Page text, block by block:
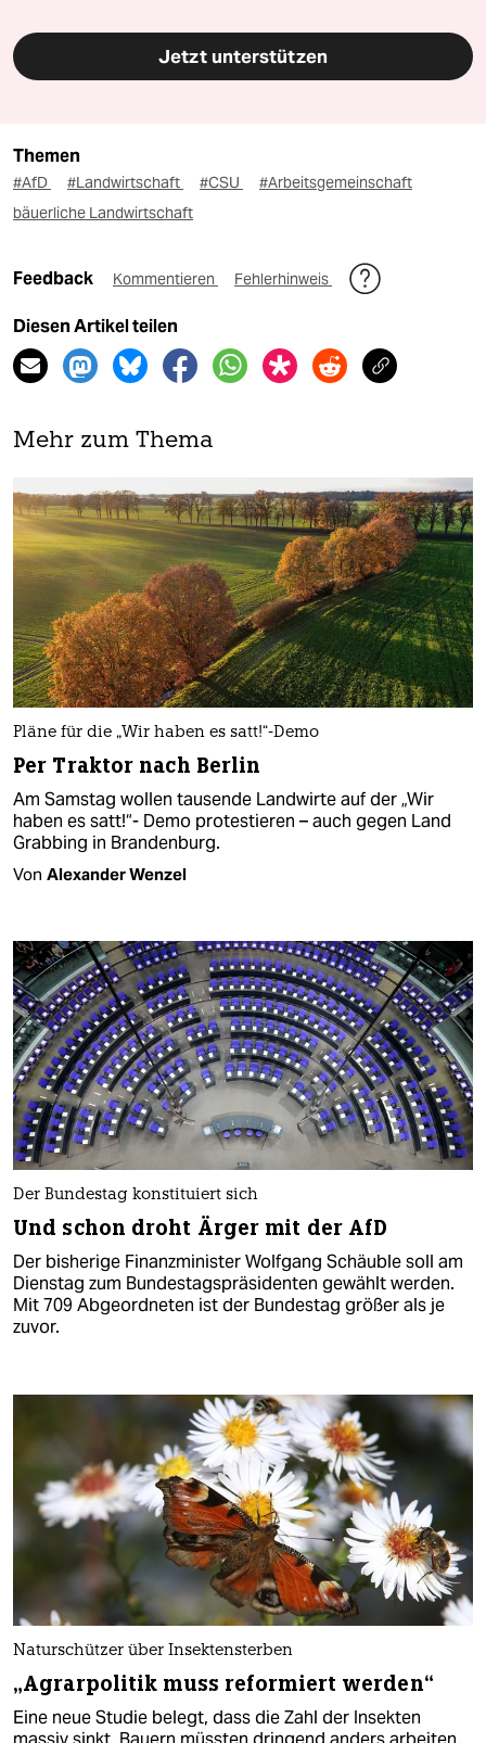
Jetzt unterstützen
Themen
#AfD #Landwirtschaft #CSU
#Arbeitsgemeinschaft
bäuerliche Landwirtschaft
Feedback Kommentieren Fehlerhinweis
Diesen Artikel teilen
Mehr zum Thema
Pläne für die „Wir haben es satt!“-Demo
Per Traktor nach Berlin
Am Samstag wollen tausende Landwirte auf der „Wir
haben es satt!“- Demo protestieren – auch gegen Land
Grabbing in Brandenburg.
Von Alexander Wenzel
Der Bundestag konstituiert sich
Und schon droht Ärger mit der AfD
Der bisherige Finanzminister Wolfgang Schäuble soll am
Dienstag zum Bundestagspräsidenten gewählt werden.
Mit 709 Abgeordneten ist der Bundestag größer als je
zuvor.
Naturschützer über Insektensterben
„Agrarpolitik muss reformiert werden“
Eine neue Studie belegt, dass die Zahl der Insekten